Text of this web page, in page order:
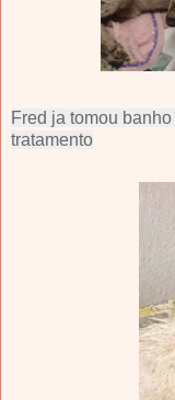
Fred ja tomou
tratamento